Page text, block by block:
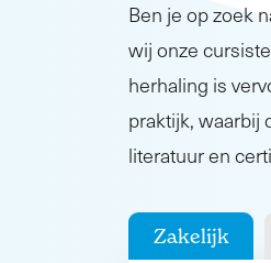
Ben je op zoek
wij onze
herhaling is
praktijk, waarbij
literatuur en
Zakelijk